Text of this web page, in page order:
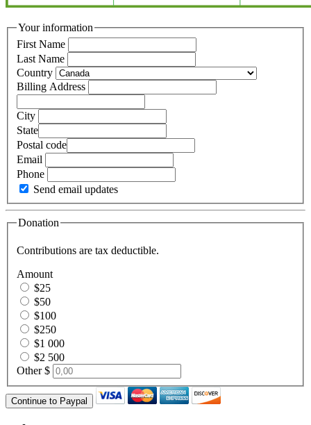
Your information
First Name
Last Name
Country
Billing Address
City
State
Postal code
Email
Phone
Send email updates
Donation
Contributions are tax deductible.
Amount
$25
$50
$100
$250
$1 000
$2 500
Other $